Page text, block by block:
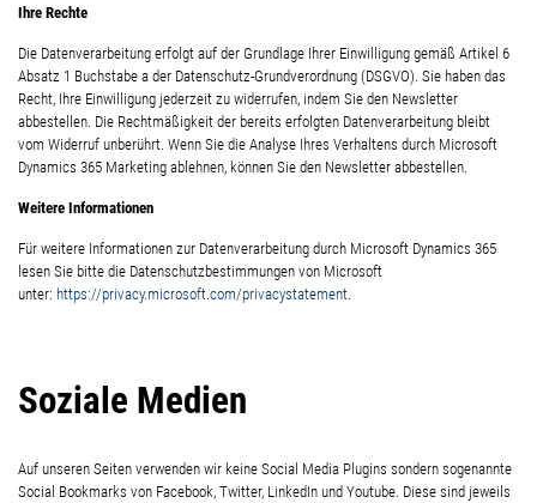
Ihre Rechte
Die Datenverarbeitung erfolgt auf der Grundlage Ihrer Einwilligung gemäß Artikel 6
Absatz 1 Buchstabe a der Datenschutz-Grundverordnung (DSGVO). Sie haben das
Recht, Ihre Einwilligung jederzeit zu widerrufen, indem Sie den Newsletter
abbestellen. Die Rechtmäßigkeit der bereits erfolgten Datenverarbeitung bleibt
vom Widerruf unberührt. Wenn Sie die Analyse Ihres Verhaltens durch Microsoft
Dynamics 365 Marketing ablehnen, können Sie den Newsletter abbestellen.
Weitere Informationen
Für weitere Informationen zur Datenverarbeitung durch Microsoft Dynamics 365
lesen Sie bitte die Datenschutzbestimmungen von Microsoft
unter: https://privacy.microsoft.com/privacystatement.
Soziale Medien
Auf unseren Seiten verwenden wir keine Social Media Plugins sondern sogenannte
Social Bookmarks von Facebook, Twitter, LinkedIn und Youtube. Diese sind jeweils